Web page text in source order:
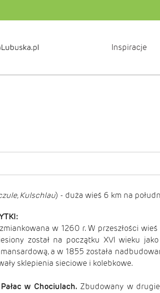
Inspiracje
Kulschlau) - duża wieś 6 km na
w 1260 r. W przeszłości
został na początku XVI wieku
a w 1855 została
sklepienia sieciowe i kolebkowe.
Pałac w Chociulach. Zbudowany w